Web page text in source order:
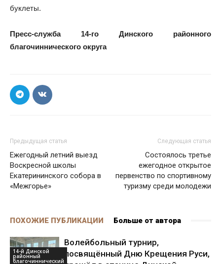
буклеты.
Пресс-служба 14-го Динского районного
благочиннического округа
Предыдущая статья
Ежегодный летний выезд
Воскресной школы
Екатерининского собора в
«Межгорье»
Следующая статья
Состоялось третье
ежегодное открытое
первенство по спортивному
туризму среди молодежи
ПОХОЖИЕ ПУБЛИКАЦИИ Больше от автора
14-й Динской
районный
благочиннический
Волейбольный турнир,
посвящённый Дню Крещения Руси,